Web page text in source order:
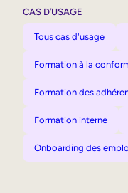
CAS D’USAGE
Tous cas d'usage
Formation à la
Formation des
Formation interne
Onboarding des